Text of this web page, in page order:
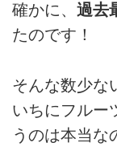
確かに、 過去
たのです！
そんな数少な
いちにフルー
うのは本当な